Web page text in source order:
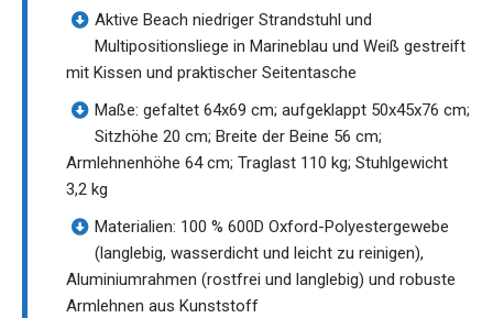
Aktive Beach niedriger Strandstuhl und
Multipositionsliege in Marineblau und Weiß gestreift
mit Kissen und praktischer Seitentasche
Maße: gefaltet 64x69 cm; aufgeklappt 50x45x76 cm;
Sitzhöhe 20 cm; Breite der Beine 56 cm;
Armlehnenhöhe 64 cm; Traglast 110 kg; Stuhlgewicht
3,2 kg
Materialien: 100 % 600D Oxford-Polyestergewebe
(langlebig, wasserdicht und leicht zu reinigen),
Aluminiumrahmen (rostfrei und langlebig) und robuste
Armlehnen aus Kunststoff